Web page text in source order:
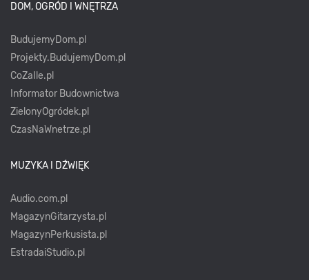
DOM, OGRÓD I WNĘTRZA
BudujemyDom.pl
Projekty.BudujemyDom.pl
CoZaIle.pl
Informator Budownictwa
ZielonyOgródek.pl
CzasNaWnetrze.pl
MUZYKA I DŹWIĘK
Audio.com.pl
MagazynGitarzysta.pl
MagazynPerkusista.pl
EstradaiStudio.pl